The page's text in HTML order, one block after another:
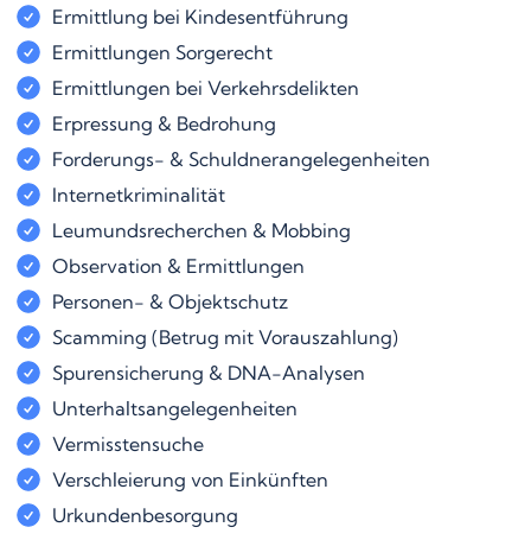
Ermittlung bei Kindesentführung
Ermittlungen Sorgerecht
Ermittlungen bei Verkehrsdelikten
Erpressung & Bedrohung
Forderungs- & Schuldnerangelegenheiten
Internetkriminalität
Leumundsrecherchen & Mobbing
Observation & Ermittlungen
Personen- & Objektschutz
Scamming (Betrug mit Vorauszahlung)
Spurensicherung & DNA-Analysen
Unterhaltsangelegenheiten
Vermisstensuche
Verschleierung von Einkünften
Urkundenbesorgung